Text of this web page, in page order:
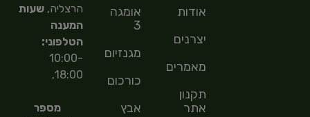
אודות
יצרנים
מאמרים
תקנון
אתר
אומגה
3
מגנזיום
כורכום
אבץ
הרצליה,שעות
המענה
הטלפוני:
10:00-
18:00,
מספר